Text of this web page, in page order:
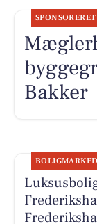
SPONSORERET
Bakker
BOLIGMARKED